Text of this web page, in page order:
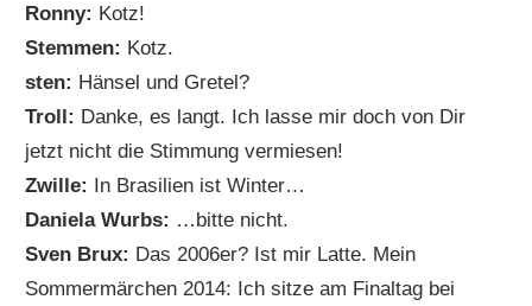
Ronny: Kotz!
Stemmen: Kotz.
sten: Hänsel und Gretel?
Troll: Danke, es langt. Ich lasse mir doch von Dir
jetzt nicht die Stimmung vermiesen!
Zwille: In Brasilien ist Winter…
Daniela Wurbs: …bitte nicht.
Sven Brux: Das 2006er? Ist mir Latte. Mein
Sommermärchen 2014: Ich sitze am Finaltag bei